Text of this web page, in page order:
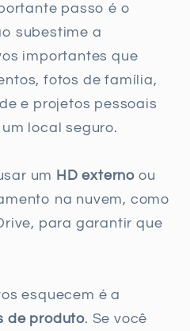
passo é o
subestime a
importantes que
fotos de família,
e projetos pessoais
local seguro.
um HD externo ou
na nuvem, como
para garantir que
esquecem é a
de produto. Se você